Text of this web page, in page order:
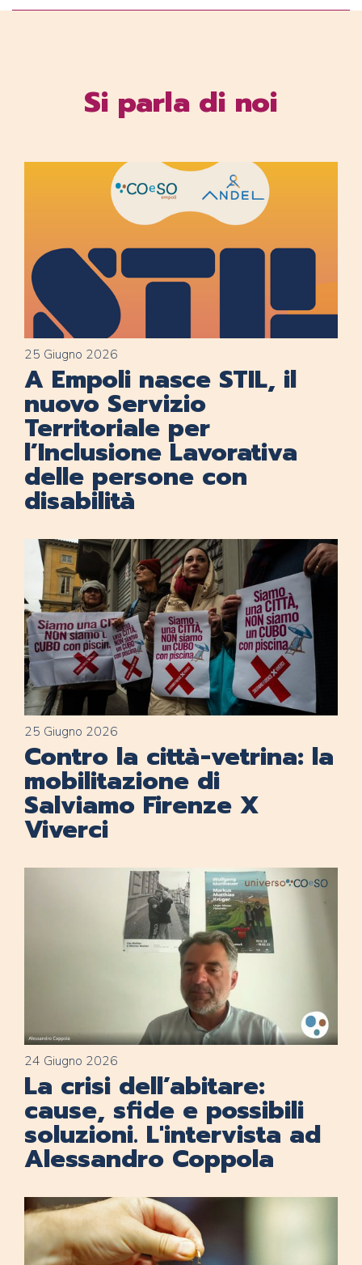
Si parla di noi
25 Giugno 2026
A Empoli nasce STIL, il
nuovo Servizio
Territoriale per
l’Inclusione Lavorativa
delle persone con
disabilità
25 Giugno 2026
Contro la città-vetrina: la
mobilitazione di
Salviamo Firenze X
Viverci
24 Giugno 2026
La crisi dell’abitare:
cause, sfide e possibili
soluzioni. L'intervista ad
Alessandro Coppola